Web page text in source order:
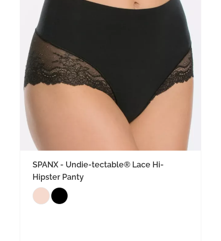
SPANX - Undie-tectable® Lace Hi-
Hipster Panty